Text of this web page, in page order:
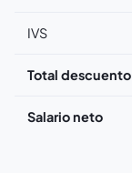
IVS
Total descuento
Salario neto